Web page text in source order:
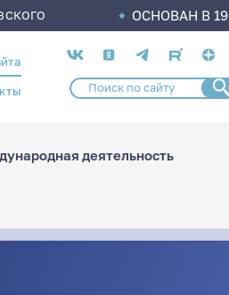
ОСНОВАН В
Социальные
сети
деятельность